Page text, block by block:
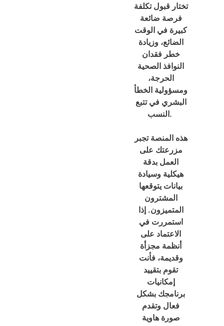
تختار قبول تكلفة
فرصة ضائعة
كبيرة في الوقت
الضائع، وزيادة
خطر فقدان
النوافذ الصحية
الحرجة،
ومسؤولية الخطأ
البشري في تتبع
النسب.
هذه المنصة تجبر
مزرعتك على
العمل بدقة
هيكلية وسيادة
بيانات يتوقعها
المشترون
المتميزون. إذا
استمررت في
الاعتماد على
أنظمة مجزأة
وقديمة، فأنت
تقوم بتقييد
إمكانيات
برنامجك بشكل
فعال وتقدم
صورة هاوية